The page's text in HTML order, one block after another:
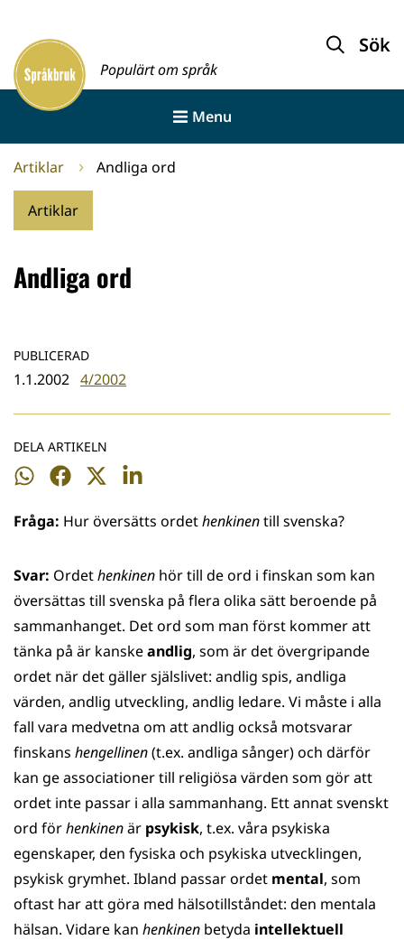
innehållet
Framsida
Populärt om språk
Sök
Menu
Artiklar Andliga ord
Artiklar
Andliga ord
PUBLICERAD
1.1.2002 4/2002
DELA ARTIKELN
Dela
WhatsApp
Dela
Facebook
Dela
Twitter
Dela
LinkedIn
Fråga: Hur översätts ordethenkinentill svenska?
Svar: Ordethenkinen hör till de ord i finskan som kan
översättas till svenska på flera olika sätt beroende på
sammanhanget. Det ord som man först kommer att
tänka på är kanskeandlig, som är det övergripande
ordet när det gäller själslivet: andlig spis, andliga
värden, andlig utveckling, andlig ledare. Vi måste i alla
fall vara medvetna om att andlig också motsvarar
finskans hengellinen(t.ex. andliga sånger) och därför
kan ge associationer till religiösa värden som gör att
ordet inte passar i alla sammanhang. Ett annat svenskt
ord förhenkinenär psykisk, t.ex. våra psykiska
egenskaper, den fysiska och psykiska utvecklingen,
psykisk grymhet. Ibland passar ordet mental, som
oftast har att göra med hälsotillståndet: den mentala
hälsan. Vidare kan henkinen betyda intellektuell